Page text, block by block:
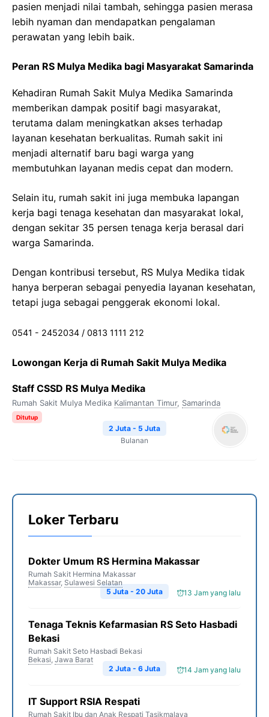
pasien menjadi nilai tambah, sehingga pasien merasa
lebih nyaman dan mendapatkan pengalaman
perawatan yang lebih baik.
Peran RS Mulya Medika bagi Masyarakat Samarinda
Kehadiran Rumah Sakit Mulya Medika Samarinda
memberikan dampak positif bagi masyarakat,
terutama dalam meningkatkan akses terhadap
layanan kesehatan berkualitas. Rumah sakit ini
menjadi alternatif baru bagi warga yang
membutuhkan layanan medis cepat dan modern.
Selain itu, rumah sakit ini juga membuka lapangan
kerja bagi tenaga kesehatan dan masyarakat lokal,
dengan sekitar 35 persen tenaga kerja berasal dari
warga Samarinda.
Dengan kontribusi tersebut, RS Mulya Medika tidak
hanya berperan sebagai penyedia layanan kesehatan,
tetapi juga sebagai penggerak ekonomi lokal.
0541 - 2452034 / 0813 1111 212
Lowongan Kerja di Rumah Sakit Mulya Medika
Staff CSSD RS Mulya Medika
Rumah Sakit Mulya Medika Kalimantan Timur, Samarinda
Ditutup
2 Juta - 5 Juta
Bulanan
Loker Terbaru
Dokter Umum RS Hermina Makassar
Rumah Sakit Hermina Makassar
Makassar, Sulawesi Selatan
13 Jam yang lalu
5 Juta - 20 Juta
Tenaga Teknis Kefarmasian RS Seto Hasbadi
Bekasi
Rumah Sakit Seto Hasbadi Bekasi
Bekasi, Jawa Barat
14 Jam yang lalu
2 Juta - 6 Juta
IT Support RSIA Respati
Rumah Sakit Ibu dan Anak Respati Tasikmalaya